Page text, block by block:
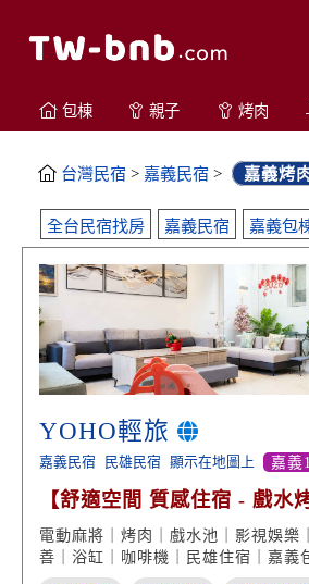
包棟 親子 烤肉
台灣民宿 > 嘉義民宿 > 嘉義烤
全台民宿找房 嘉義民宿 嘉義包
YOHO輕旅
嘉義民宿 民雄民宿 顯示在地圖上 嘉義
【舒適空間 質感住宿 - 戲水
善】
電動麻將｜烤肉｜戲水池｜影視娛樂
善｜浴缸｜咖啡機｜民雄住宿｜嘉義